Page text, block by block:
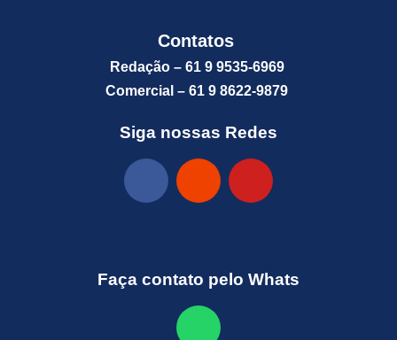
Contatos
Redação – 61 9 9535-6969
Comercial – 61 9 8622-9879
Siga nossas Redes
Faça contato pelo Whats